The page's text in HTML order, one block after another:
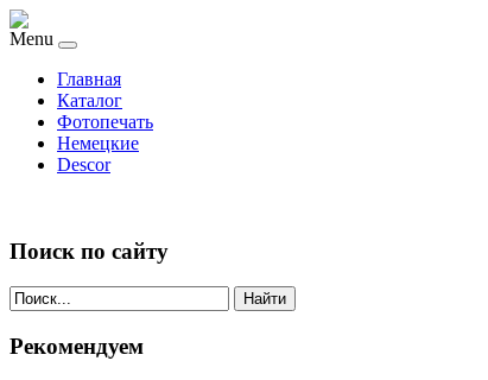
Menu
Главная
Каталог
Фотопечать
Немецкие
Descor
Поиск по сайту
Найти
Рекомендуем